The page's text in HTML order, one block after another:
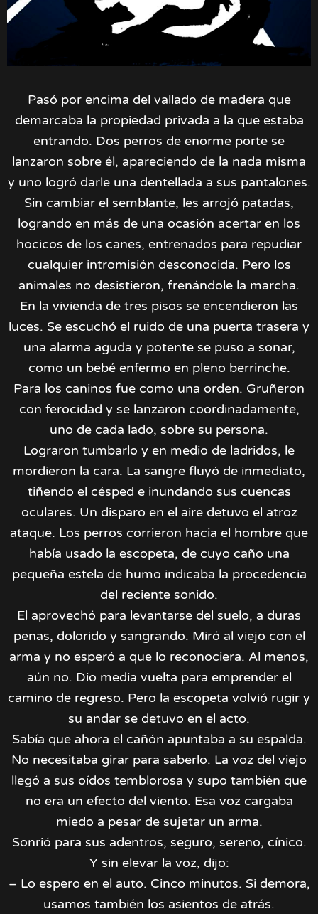
Pasó por encima del vallado de madera que
demarcaba la propiedad privada a la que estaba
entrando. Dos perros de enorme porte se
lanzaron sobre él, apareciendo de la nada misma
y uno logró darle una dentellada a sus pantalones.
Sin cambiar el semblante, les arrojó patadas,
logrando en más de una ocasión acertar en los
hocicos de los canes, entrenados para repudiar
cualquier intromisión desconocida. Pero los
animales no desistieron, frenándole la marcha.
En la vivienda de tres pisos se encendieron las
luces. Se escuchó el ruido de una puerta trasera y
una alarma aguda y potente se puso a sonar,
como un bebé enfermo en pleno berrinche.
Para los caninos fue como una orden. Gruñeron
con ferocidad y se lanzaron coordinadamente,
uno de cada lado, sobre su persona.
Lograron tumbarlo y en medio de ladridos, le
mordieron la cara. La sangre fluyó de inmediato,
tiñendo el césped e inundando sus cuencas
oculares. Un disparo en el aire detuvo el atroz
ataque. Los perros corrieron hacia el hombre que
había usado la escopeta, de cuyo caño una
pequeña estela de humo indicaba la procedencia
del reciente sonido.
El aprovechó para levantarse del suelo, a duras
penas, dolorido y sangrando. Miró al viejo con el
arma y no esperó a que lo reconociera. Al menos,
aún no. Dio media vuelta para emprender el
camino de regreso. Pero la escopeta volvió rugir y
su andar se detuvo en el acto.
Sabía que ahora el cañón apuntaba a su espalda.
No necesitaba girar para saberlo. La voz del viejo
llegó a sus oídos temblorosa y supo también que
no era un efecto del viento. Esa voz cargaba
miedo a pesar de sujetar un arma.
Sonrió para sus adentros, seguro, sereno, cínico.
Y sin elevar la voz, dijo:
– Lo espero en el auto. Cinco minutos. Si demora,
usamos también los asientos de atrás.